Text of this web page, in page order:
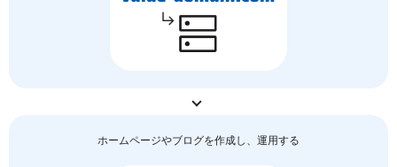
ホームページやブログを作成し、運用する